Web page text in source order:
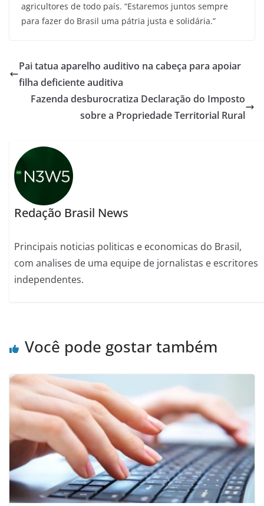
agricultores de todo país. “Estaremos juntos sempre
para fazer do Brasil uma pátria justa e solidária.”
Pai tatua aparelho auditivo na cabeça para apoiar
filha deficiente auditiva
Fazenda desburocratiza Declaração do Imposto
sobre a Propriedade Territorial Rural
Redação Brasil News
Principais noticias politicas e economicas do Brasil,
com analises de uma equipe de jornalistas e escritores
independentes.
Você pode gostar também